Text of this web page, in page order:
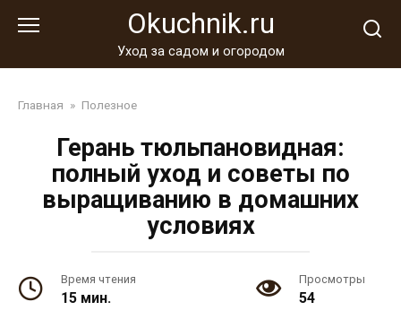
Okuchnik.ru
Уход за садом и огородом
Главная » Полезное
Герань тюльпановидная:
полный уход и советы по
выращиванию в домашних
условиях
Время чтения
15 мин.
Просмотры
54